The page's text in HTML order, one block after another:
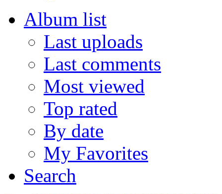
Album list
Last uploads
Last comments
Most viewed
Top rated
By date
My Favorites
Search